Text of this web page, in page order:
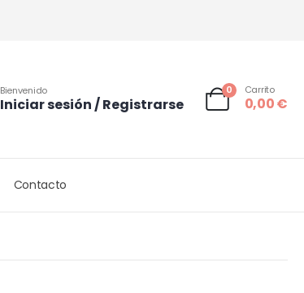
Bienvenido
Iniciar sesión / Registrarse
0 Carrito
0,00€
Contacto